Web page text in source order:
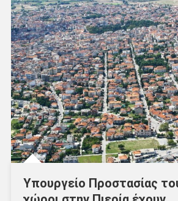
Υπουργείο Προστασίας